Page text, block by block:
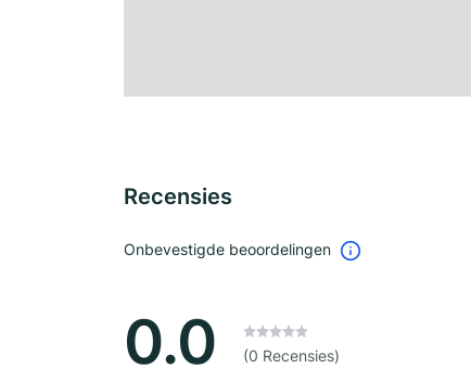
Recensies
Onbevestigde beoordelingen
0.0 (0 Recensies)